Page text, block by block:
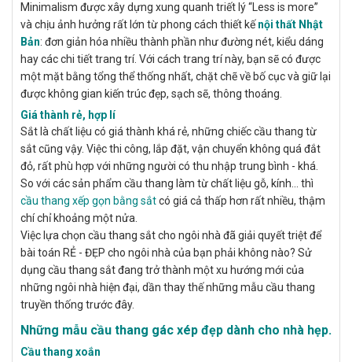
Minimalism được xây dựng xung quanh triết lý “Less is more”
và chịu ảnh hưởng rất lớn từ phong cách thiết kếnội thất Nhật
Bản: đơn giản hóa nhiều thành phần như đường nét, kiểu dáng
hay các chi tiết trang trí. Với cách trang trí này, bạn sẽ có được
một mặt bằng tổng thể thống nhất, chặt chẽ về bố cục và giữ lại
được không gian kiến trúc đẹp, sạch sẽ, thông thoáng.
Giá thành rẻ, hợp lí
Sắt là chất liệu có giá thành khá rẻ, những chiếc cầu thang từ
sắt cũng vậy. Việc thi công, lắp đặt, vận chuyển không quá đắt
đỏ, rất phù hợp với những người có thu nhập trung bình - khá.
So với các sản phẩm cầu thang làm từ chất liệu gỗ, kính... thì
cầu thang xếp gọn bằng sắtcó giá cả thấp hơn rất nhiều, thậm
chí chỉ khoảng một nửa.
Việc lựa chọn cầu thang sắt cho ngôi nhà đã giải quyết triệt để
bài toán RẺ - ĐẸP cho ngôi nhà của bạn phải không nào? Sử
dụng cầu thang sắtđang trở thành một xu hướng mới của
những ngôi nhà hiện đại, dần thay thế những mẫu cầu thang
truyền thống trước đây.
Những mẫu cầu thang gác xép đẹp dành cho nhà hẹp.
Cầu thang xoắn